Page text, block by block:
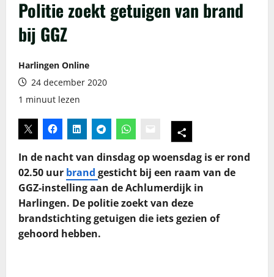
Politie zoekt getuigen van brand
bij GGZ
Harlingen Online
24 december 2020
1 minuut lezen
In de nacht van dinsdag op woensdag is er rond
02.50 uur brand gesticht bij een raam van de
GGZ-instelling aan de Achlumerdijk in
Harlingen. De politie zoekt van deze
brandstichting getuigen die iets gezien of
gehoord hebben.